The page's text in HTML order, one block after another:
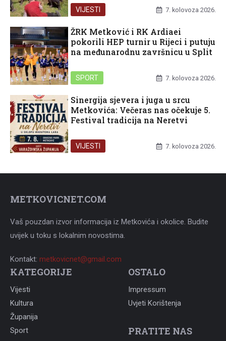
VIJESTI 7. kolovoza 2026.
ŽRK Metković i RK Ardiaei
pokorili HEP turnir u Rijeci i putuju
na međunarodnu završnicu u Split
SPORT 7. kolovoza 2026.
Sinergija sjevera i juga u srcu
Metkovića: Večeras nas očekuje 5.
Festival tradicija na Neretvi
VIJESTI 7. kolovoza 2026.
METKOVICNET.COM
Vaš pouzdan izvor informacija iz Metkovića i okolice. Budite
uvijek u toku s lokalnim novostima.
Kontakt: metkovicnet@gmail.com
KATEGORIJE
Vijesti
Kultura
Županija
Sport
OSTALO
Impressum
Uvjeti Korištenja
PRATITE NAS